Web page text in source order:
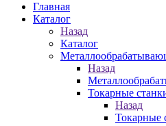
Главная
Каталог
Назад
Каталог
Назад
Токарные
Назад
Токарные